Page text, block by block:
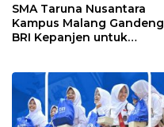
SMA Taruna Nusantara
Kampus Malang Gandeng
BRI Kepanjen untuk